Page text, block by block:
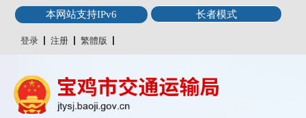
本网站支持IPv6 长者模式
登录 注册 繁體版